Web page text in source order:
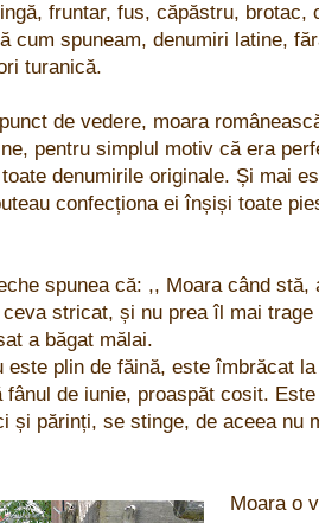
fruntar, fus, căpăstru, brotac,
cum spuneam, denumiri latine,
turanică.
de vedere, moara
pentru simplul motiv că era
denumirile originale. Și mai
confecționa ei înșiși toate
spunea că: ,, Moara când
stricat, și nu prea îl mai
a băgat mălai.
este plin de făină, este îmbrăcat
fânul de iunie, proaspăt cosit.
și părinți, se stinge, de aceea nu
Moara o